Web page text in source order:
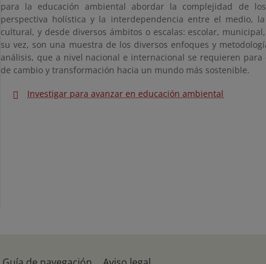
para la educación ambiental abordar la complejidad de
perspectiva holística y la interdependencia entre el medio,
cultural, y desde diversos ámbitos o escalas: escolar,
su vez, son una muestra de los diversos enfoques y
análisis, que a nivel nacional e internacional se requieren para
de cambio y transformación hacia un mundo más sostenible.
Investigar para avanzar en educación ambiental